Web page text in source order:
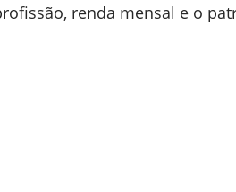
renda mensal e o